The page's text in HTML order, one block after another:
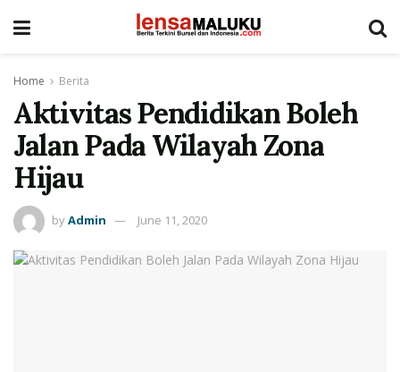
Home Berita
Aktivitas Pendidikan Boleh
Jalan Pada Wilayah Zona
Hijau
byAdmin June 11, 2020